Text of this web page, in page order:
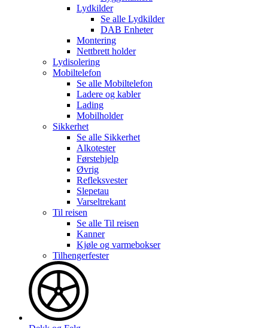
Lydkilder
Se alle Lydkilder
DAB Enheter
Montering
Nettbrett holder
Lydisolering
Mobiltelefon
Se alle Mobiltelefon
Ladere og kabler
Lading
Mobilholder
Sikkerhet
Se alle Sikkerhet
Alkotester
Førstehjelp
Øvrig
Refleksvester
Slepetau
Varseltrekant
Til reisen
Se alle Til reisen
Kanner
Kjøle og varmebokser
Tilhengerfester